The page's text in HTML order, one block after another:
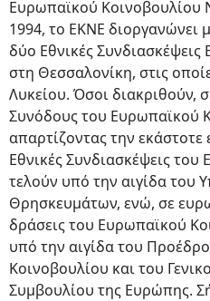
Ευρωπαϊκού Κοινοβουλίου
1994, το ΕΚΝΕ διοργανώνει
δύο Εθνικές
στη Θεσσαλονίκη, στις
Λυκείου. Όσοι διακριθούν,
Συνόδους του Ευρωπαϊκού
απαρτίζοντας την
Εθνικές Συνδιασκέψεις του
τελούν υπό την αιγίδα του
Θρησκευμάτων, ενώ, σε
δράσεις του Ευρωπαϊκού
υπό την αιγίδα του
Κοινοβουλίου και του
Συμβουλίου της Ευρώπης.